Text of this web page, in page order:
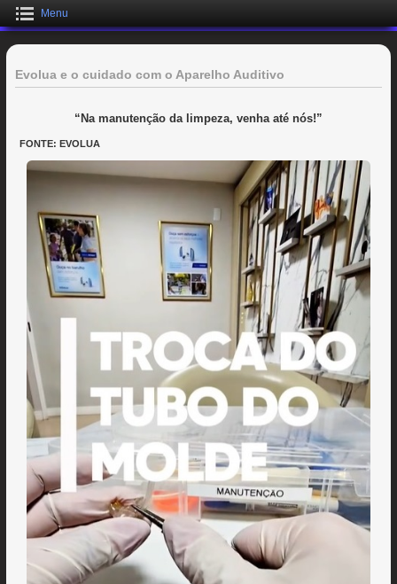
Menu
Evolua e o cuidado com o Aparelho Auditivo
“Na manutenção da limpeza, venha até nós!”
FONTE: EVOLUA